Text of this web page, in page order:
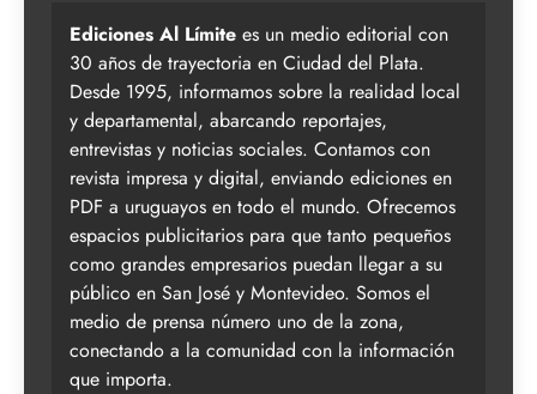
Ediciones Al Límite es un medio editorial con
30 años de trayectoria en Ciudad del Plata.
Desde 1995, informamos sobre la realidad local
y departamental, abarcando reportajes,
entrevistas y noticias sociales. Contamos con
revista impresa y digital, enviando ediciones en
PDF a uruguayos en todo el mundo. Ofrecemos
espacios publicitarios para que tanto pequeños
como grandes empresarios puedan llegar a su
público en San José y Montevideo. Somos el
medio de prensa número uno de la zona,
conectando a la comunidad con la información
que importa.